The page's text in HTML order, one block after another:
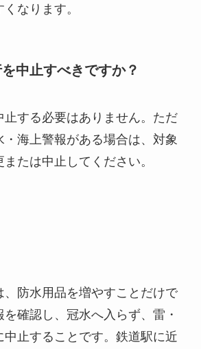
なります。
中止すべきですか？
止する必要はありません。ただ
・海上警報がある場合は、対象
たは中止してください。
、防水用品を増やすことだけで
確認し、冠水へ入らず、雷・
中止することです。鉄道駅に近